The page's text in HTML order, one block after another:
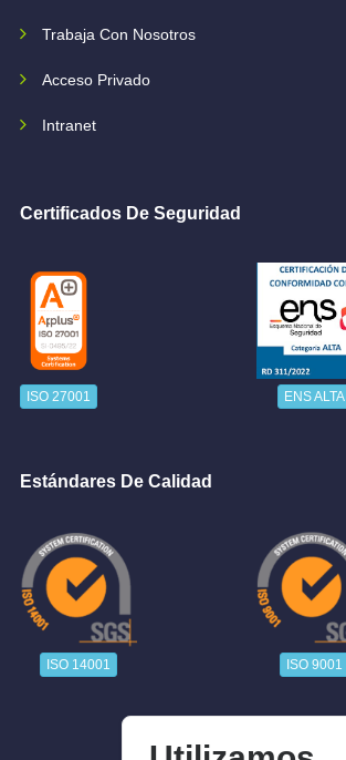
Trabaja Con Nosotros
Acceso Privado
Intranet
Certificados De Seguridad
ISO 27001 ENS ALTA
Estándares De Calidad
ISO 14001 ISO 9001